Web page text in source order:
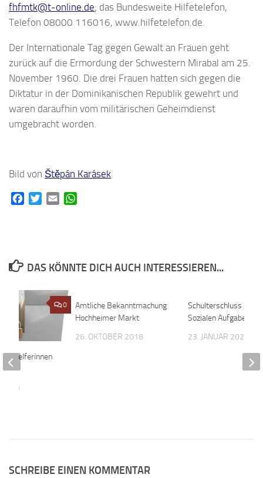
fhfmtk@t-online.de; das Bundesweite Hilfetelefon,
Telefon 08000 116016, www.hilfetelefon.de.
Der Internationale Tag gegen Gewalt an Frauen geht
zurück auf die Ermordung der Schwestern Mirabal am 25.
November 1960. Die drei Frauen hatten sich gegen die
Diktatur in der Dominikanischen Republik gewehrt und
waren daraufhin vom militärischen Geheimdienst
umgebracht worden.
Bild von Štěpán Karásek
FacebookTwitterEmail
DAS KÖNNTE DICH AUCH INTERESSIEREN...
Amtliche Bekanntmachung
Hochheimer Markt
26. OKTOBER 2018
Schulterschluss bei
Sozialen Aufgaben
23. JANUAR 2020
0
2023
SCHREIBE EINEN KOMMENTAR